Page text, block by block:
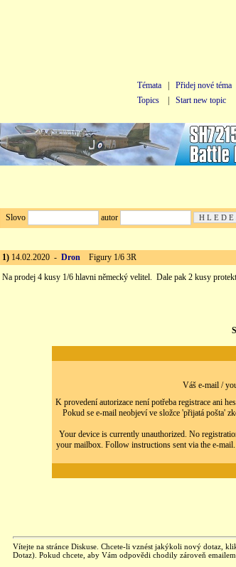
Témata Přidej nové téma
Topics
Start new topic
Slovo autor
1) 14.02.2020 - Dron Figury 1/6 3R
Na prodej 4 kusy 1/6 hlavni německý velitel. Dale pak 2 kusy
Váš e-mail /
K provedení autorizace není potřeba registrace ani
Pokud se e-mail neobjeví ve složce 'přijatá pošta'
Your device is currently unauthorized. No
your mailbox. Follow instructions sent via the e-
Vítejte na stránce Diskuse. Chcete-li vznést jakýkoli nový dotaz,
Dotaz). Pokud chcete, aby Vám odpovědi chodily zároveň